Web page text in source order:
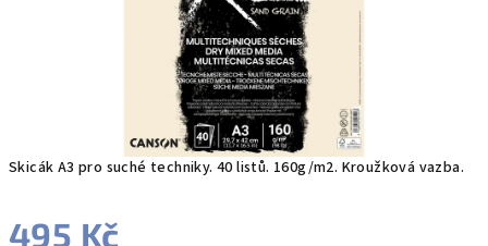
Skicák A3 pro suché techniky. 40 listů. 160g/m2. Kroužková vazba.
495 Kč